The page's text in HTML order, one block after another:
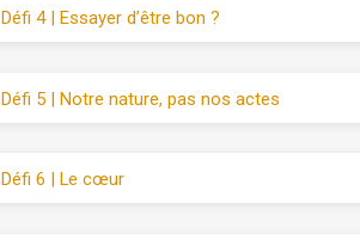
Défi 4 | Essayer d’être bon ?
Défi 5 | Notre nature, pas nos actes
Défi 6 | Le cœur